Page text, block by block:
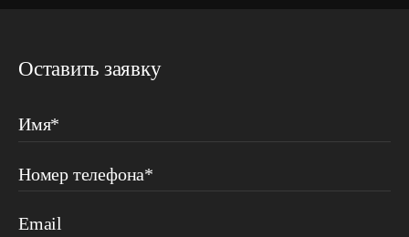
Оставить заявку
Имя*
Номер телефона*
Email